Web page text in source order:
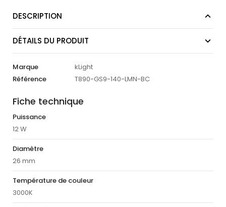
DESCRIPTION
DÉTAILS DU PRODUIT
Marque
kLight
Référence
T890-GS9-140-LMN-BC
Fiche technique
Puissance
12 W
Diamètre
26 mm
Température de couleur
3000K